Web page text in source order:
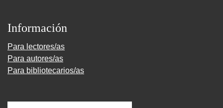
Información
Para lectores/as
Para autores/as
Para bibliotecarios/as